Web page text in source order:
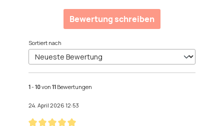
Bewertung schreiben
Sortiert nach
1-10von11 Bewertungen
24. April 2026 12:53